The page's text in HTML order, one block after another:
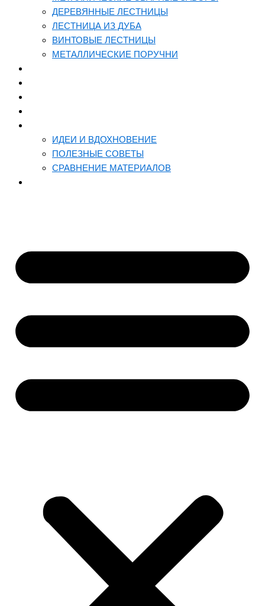
ДЕРЕВЯННЫЕ ЛЕСТНИЦЫ
ЛЕСТНИЦА ИЗ ДУБА
ВИНТОВЫЕ ЛЕСТНИЦЫ
МЕТАЛЛИЧЕСКИЕ ПОРУЧНИ
ИДЕИ И ВДОХНОВЕНИЕ
ПОЛЕЗНЫЕ СОВЕТЫ
СРАВНЕНИЕ МАТЕРИАЛОВ